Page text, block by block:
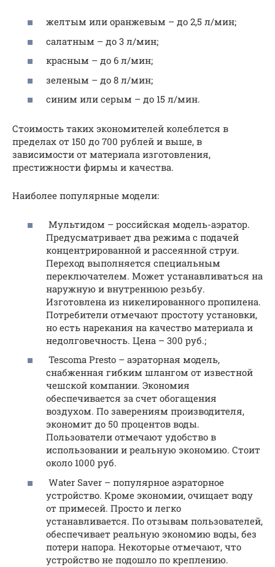
желтым или оранжевым – до 2,5 л/мин;
салатным – до 3 л/мин;
красным – до 6 л/мин;
зеленым – до 8 л/мин;
синим или серым – до 15 л/мин.
Стоимость таких экономителей колеблется в
пределах от 150 до 700 рублей и выше, в
зависимости от материала изготовления,
престижности фирмы и качества.
Наиболее популярные модели:
Мультидом – российская модель-аэратор.
Предусматривает два режима с подачей
концентрированной и рассеянной струи.
Переход выполняется специальным
переключателем. Может устанавливаться на
наружную и внутреннюю резьбу.
Изготовлена из никелированного пропилена.
Потребители отмечают простоту установки,
но есть нарекания на качество материала и
недолговечность. Цена – 300 руб.;
Tescoma Presto – аэраторная модель,
снабженная гибким шлангом от известной
чешской компании. Экономия
обеспечивается за счет обогащения
воздухом. По заверениям производителя,
экономит до 50 процентов воды.
Пользователи отмечают удобство в
использовании и реальную экономию. Стоит
около 1000 руб.
Water Saver – популярное аэраторное
устройство. Кроме экономии, очищает воду
от примесей. Просто и легко
устанавливается. По отзывам пользователей,
обеспечивает реальную экономию воды, без
потери напора. Некоторые отмечают, что
устройство не подошло по креплению.